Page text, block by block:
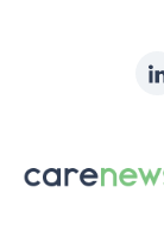
sur:
Carenews,
Le